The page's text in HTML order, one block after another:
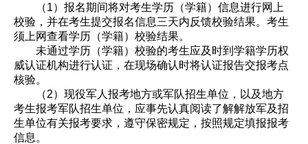
（1）报名期间将对考生学历（学籍）信息进行网上
校验，并在考生提交报名信息三天内反馈校验结果。考生
须上网查看学历（学籍）校验结果。
未通过学历（学籍）校验的考生应及时到学籍学历权
威认证机构进行认证，在现场确认时将认证报告交报考点
核验。
（2）现役军人报考地方或军队招生单位，以及地方
考生报考军队招生单位，应事先认真阅读了解解放军及招
生单位有关报考要求，遵守保密规定，按照规定填报报考
信息。